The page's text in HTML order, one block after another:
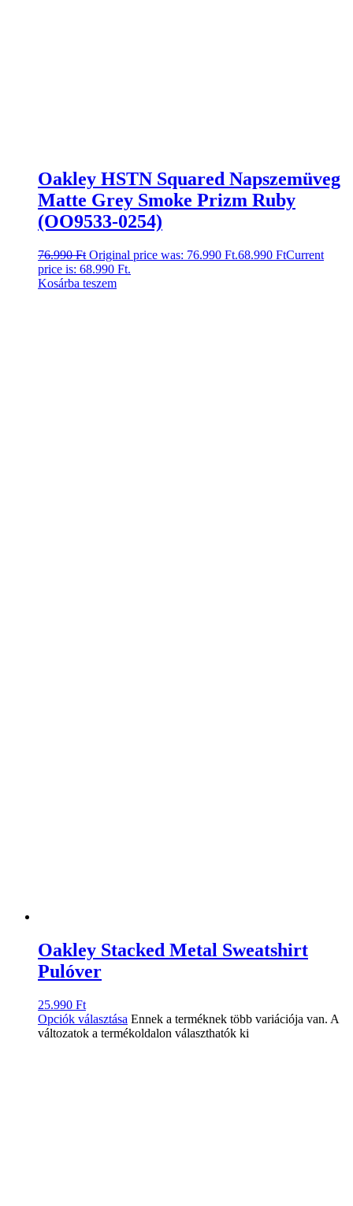
Oakley HSTN Squared Napszemüveg
Matte Grey Smoke Prizm Ruby
(OO9533-0254)
76.990Ft Original price was: 76.990 Ft.68.990 FtCurrent
price is: 68.990 Ft.
Kosárba teszem
Oakley Stacked Metal Sweatshirt
Pulóver
25.990 Ft
Opciók választása Ennek a terméknek több variációja van. A
változatok a termékoldalon választhatók ki